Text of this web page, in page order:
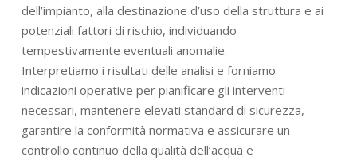
dell’impianto, alla destinazione d’uso della struttura e ai
potenziali fattori di rischio, individuando
tempestivamente eventuali anomalie.
Interpretiamo i risultati delle analisi e forniamo
indicazioni operative per pianificare gli interventi
necessari, mantenere elevati standard di sicurezza,
garantire la conformità normativa e assicurare un
controllo continuo della qualità dell’acqua e